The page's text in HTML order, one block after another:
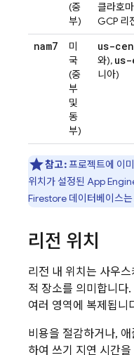
(중
부)
클라호
GCP 리
nam7
미
국
(중
부
및
동
부)
us-
와), us-
니아)
참고:프로젝트에 이미
위치가 설정된 App
Firestore 데이터베이스는
리전 위치
리전 내 위치는 사우
적 장소를 의미합니다
여러 영역에 복제됩니
비용을 절감하거나,
하여 쓰기 지연 시간